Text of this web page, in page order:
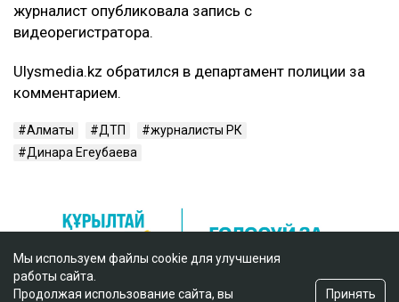
журналист опубликовала запись с
видеорегистратора.
Ulysmedia.kz обратился в департамент полиции за
комментарием.
Алматы ДТП
журналисты РК
Динара Егеубаева
Мы используем файлы cookie для улучшения
работы сайта.
Продолжая использование сайта, вы
Принять